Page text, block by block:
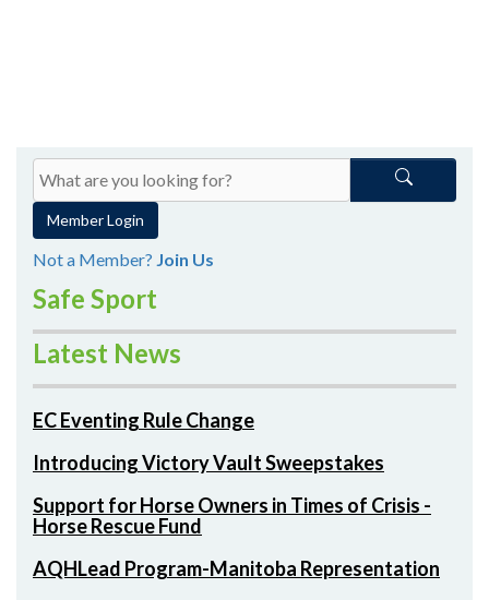
Member Login
Not a Member? Join Us
Safe Sport
Latest News
EC Eventing Rule Change
Introducing Victory Vault Sweepstakes
Support for Horse Owners in Times of Crisis -
Horse Rescue Fund
AQHLead Program-Manitoba Representation